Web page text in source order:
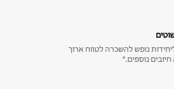
נופש להשכרה לטווח ארוך
נוספים.*